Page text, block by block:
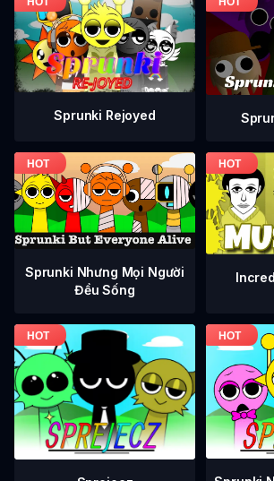
Sprunki Rejoyed
Sprunki Nhưng Mọi Người
Đều Sống